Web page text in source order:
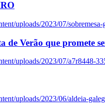
uploads/2023/07/
de Verão que promete
uploads/2023/07/a7r8448-
uploads/2023/06/aldeia-